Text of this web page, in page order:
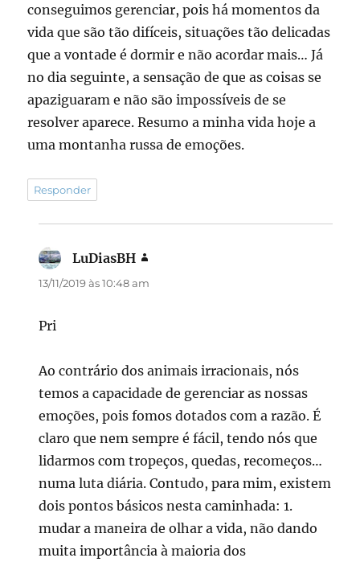
conseguimos gerenciar, pois há momentos da
vida que são tão difíceis, situações tão delicadas
que a vontade é dormir e não acordar mais… Já
no dia seguinte, a sensação de que as coisas se
apaziguaram e não são impossíveis de se
resolver aparece. Resumo a minha vida hoje a
uma montanha russa de emoções.
Responder
LuDiasBH
13/11/2019 às 10:48 am
Pri
Ao contrário dos animais irracionais, nós
temos a capacidade de gerenciar as nossas
emoções, pois fomos dotados com a razão. É
claro que nem sempre é fácil, tendo nós que
lidarmos com tropeços, quedas, recomeços…
numa luta diária. Contudo, para mim, existem
dois pontos básicos nesta caminhada: 1.
mudar a maneira de olhar a vida, não dando
muita importância à maioria dos